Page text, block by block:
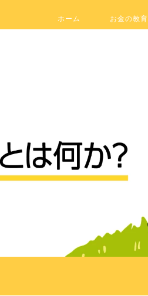
ホーム お金の教育